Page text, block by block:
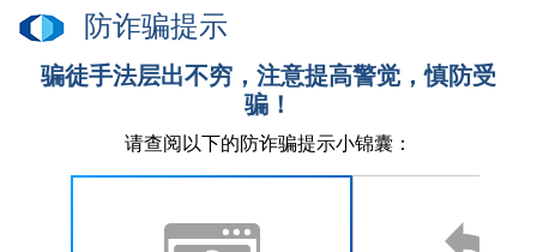
防诈骗提示
骗徒手法层出不穷，注意提高警觉，慎防受
骗！
请查阅以下的防诈骗提示小锦囊：